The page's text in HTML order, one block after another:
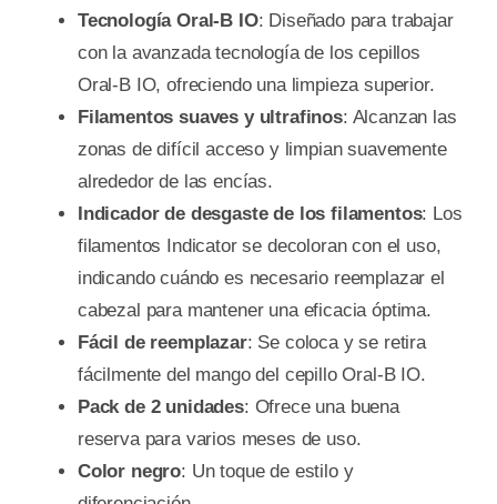
Tecnología Oral-B IO: Diseñado para trabajar
con la avanzada tecnología de los cepillos
Oral-B IO, ofreciendo una limpieza superior.
Filamentos suaves y ultrafinos: Alcanzan las
zonas de difícil acceso y limpian suavemente
alrededor de las encías.
Indicador de desgaste de los filamentos: Los
filamentos Indicator se decoloran con el uso,
indicando cuándo es necesario reemplazar el
cabezal para mantener una eficacia óptima.
Fácil de reemplazar: Se coloca y se retira
fácilmente del mango del cepillo Oral-B IO.
Pack de 2 unidades: Ofrece una buena
reserva para varios meses de uso.
Color negro: Un toque de estilo y